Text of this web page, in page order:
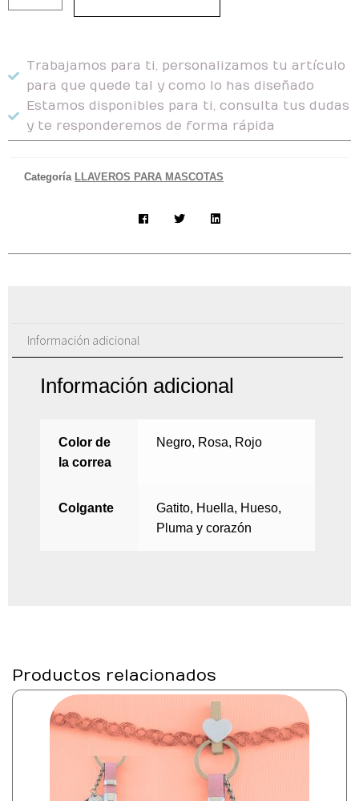
Trabajamos para ti, personalizamos tu artículo
para que quede tal y como lo has diseñado
Estamos disponibles para ti, consulta tus dudas
y te responderemos de forma rápida
Categoría LLAVEROS PARA MASCOTAS
Información adicional
Información adicional
Color de
la correa
Negro, Rosa, Rojo
Colgante
Gatito, Huella, Hueso,
Pluma y corazón
Productos relacionados